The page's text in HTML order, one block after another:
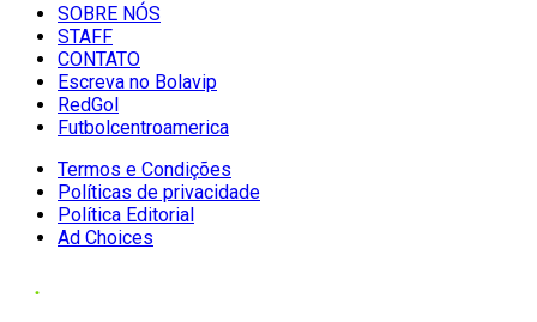
SOBRE NÓS
STAFF
CONTATO
Escreva no Bolavip
RedGol
Futbolcentroamerica
Termos e Condições
Políticas de privacidade
Política Editorial
Ad Choices